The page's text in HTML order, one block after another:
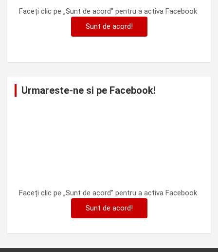
Faceți clic pe „Sunt de acord” pentru a activa Facebook
Sunt de acord!
Urmareste-ne si pe Facebook!
Faceți clic pe „Sunt de acord” pentru a activa Facebook
Sunt de acord!